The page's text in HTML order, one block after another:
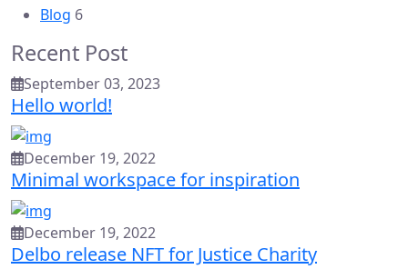
Blog 6
Recent Post
September 03, 2023
Hello world!
December 19, 2022
Minimal workspace for inspiration
December 19, 2022
Delbo release NFT for Justice Charity